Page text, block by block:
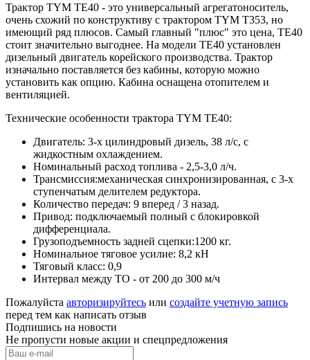
Трактор TYM TE40 - это универсальный агрегатоноситель,
очень схожий по конструктиву с трактором TYM T353, но
имеющий ряд плюсов. Самый главный "плюс" это цена, ТЕ40
стоит значительно выгоднее. На модели TE40 установлен
дизельный двигатель корейского производства. Трактор
изначально поставляется без кабины, которую можно
установить как опцию. Кабина оснащена отопителем и
вентиляцией.
Технические особенности трактора TYM TE40:
Двигатель: 3-х цилиндровый дизель, 38 л/с, с
жидкостным охлаждением.
Номинальный расход топлива - 2,5-3,0 л/ч.
Трансмиссия:механическая синхронизированная, с 3-х
ступенчатым делителем редуктора.
Количество передач: 9 вперед / 3 назад.
Привод: подключаемый полный с блокировкой
дифференциала.
Грузоподъемность задней сцепки:1200 кг.
Номинальное тяговое усилие: 8,2 кН
Тяговый класс: 0,9
Интервал между ТО - от 200 до 300 м/ч
Пожалуйста авторизируйтесь или создайте учетную запись
перед тем как написать отзыв
Подпишись на новости
Не пропусти новые акции и спецпредложения